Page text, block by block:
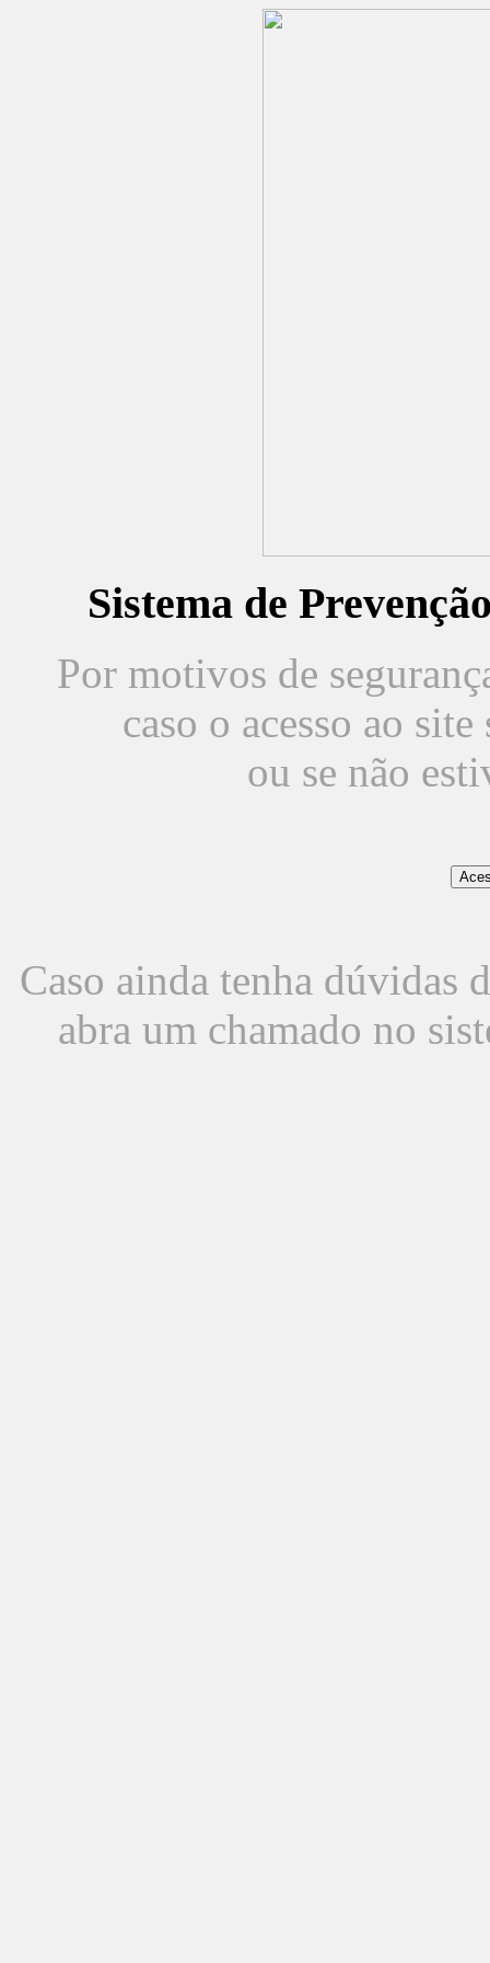
Sistema de
Por motivos de
caso o acesso ao
ou se não
Caso ainda tenha dúvidas
abra um chamado no